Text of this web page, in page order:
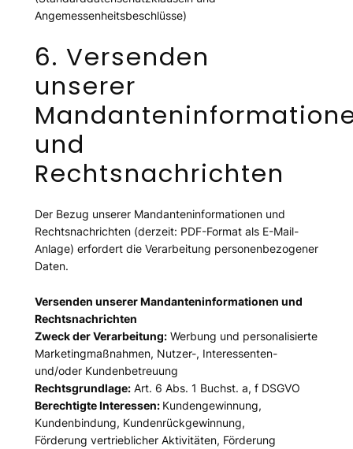
Angemessenheitsbeschlüsse)
6. Versenden
unserer
und
Rechtsnachrichten
Der Bezug unserer Mandanteninformationen und
Rechtsnachrichten (derzeit: PDF-Format als E-Mail-
Anlage) erfordert die Verarbeitung personenbezogener
Daten.​
Versenden unserer Mandanteninformationen und
Rechtsnachrichten
Zweck der Verarbeitung:Werbung und personalisierte
Marketingmaßnahmen, Nutzer-, Interessenten-
und/oder Kundenbetreuung
Rechtsgrundlage:Art. 6 Abs. 1 Buchst. a, f DSGVO
Berechtigte Interessen: Kundengewinnung,
Kundenbindung, Kundenrückgewinnung,
Förderung vertrieblicher Aktivitäten, Förderung